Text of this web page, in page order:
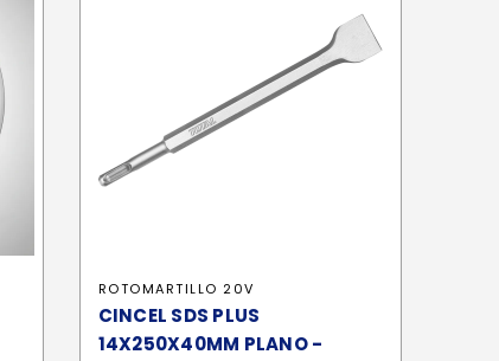
ROTOMARTILLO 20V
CINCEL SDS PLUS
14X250X40MM PLANO -